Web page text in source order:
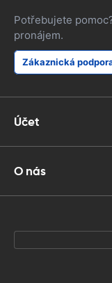
Potřebujete
pronájem.
Zákaznická
Účet
O nás